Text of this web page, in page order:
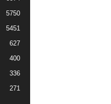
5750
5451
627
400
336
271